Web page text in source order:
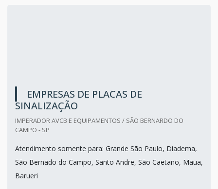
EMPRESAS DE PLACAS DE
SINALIZAÇÃO
IMPERADOR AVCB E EQUIPAMENTOS / SÃO BERNARDO DO
CAMPO - SP
Atendimento somente para: Grande São Paulo, Diadema,
São Bernado do Campo, Santo Andre, São Caetano, Maua,
Barueri